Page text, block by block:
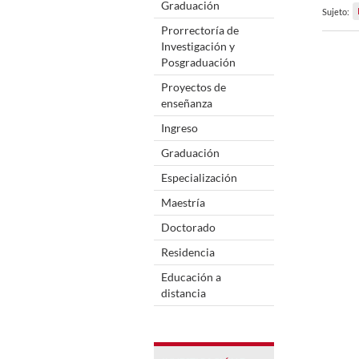
Graduación
Prorrectoría de
Investigación y
Posgraduación
Proyectos de
enseñanza
Ingreso
Graduación
Especialización
Maestría
Doctorado
Residencia
Educación a
distancia
Sujeto: